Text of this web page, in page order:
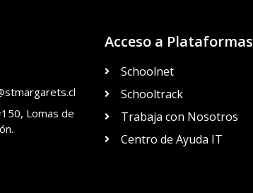
Lomas de
Acceso a Plataformas
Schoolnet
Schooltrack
Trabaja con Nosotros
Centro de Ayuda IT